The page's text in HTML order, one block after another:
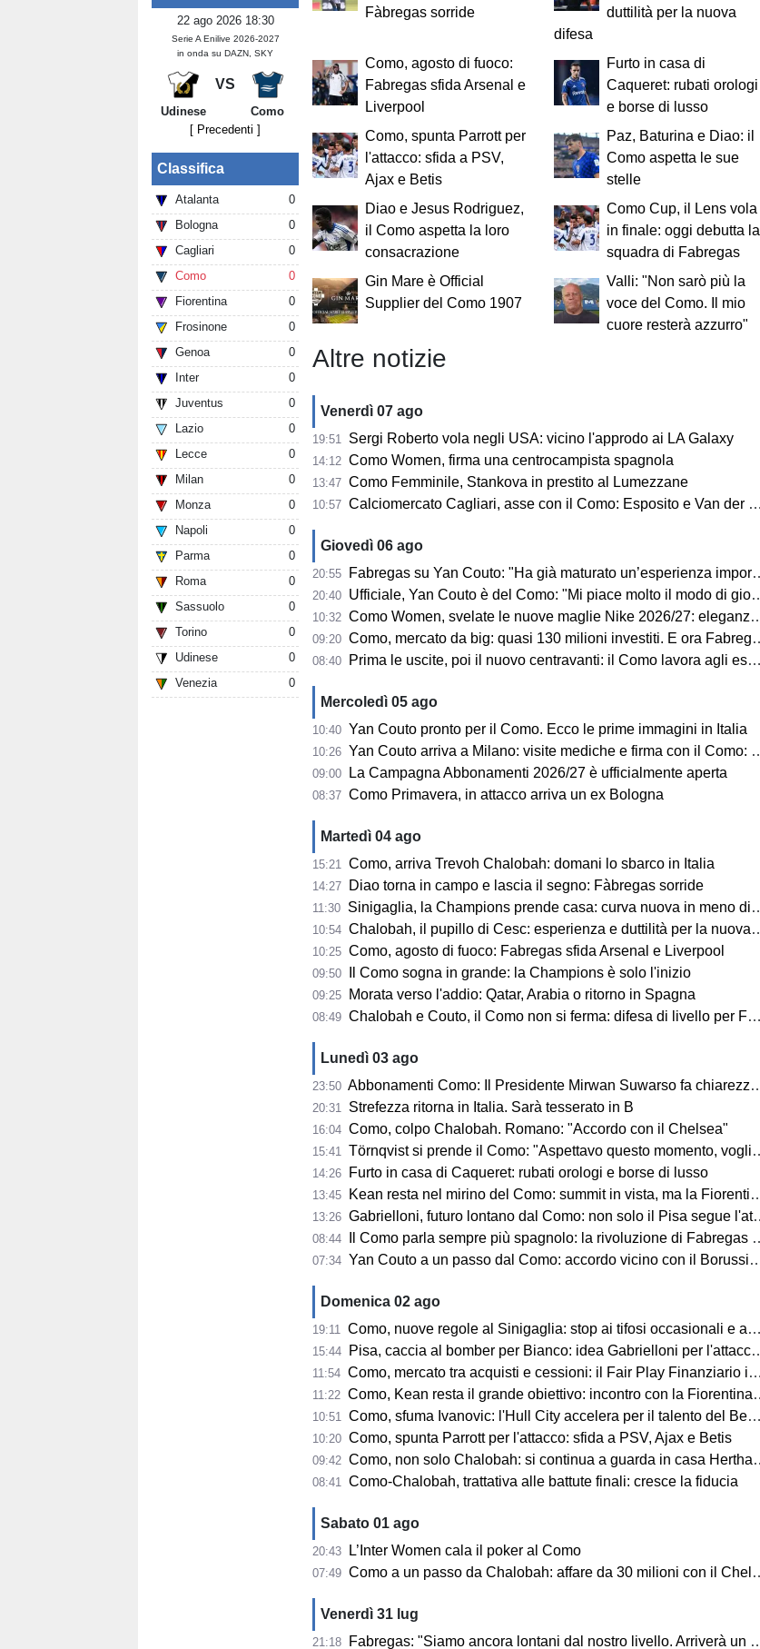
22 ago 2026 18:30
Serie A Enilive 2026-2027
in onda su DAZN, SKY
VS
Udinese
Como
[ Precedenti ]
Classifica
Atalanta
0
Bologna
0
Cagliari
0
Como
0
Fiorentina
0
Frosinone
0
Genoa
0
Inter
0
Juventus
0
Lazio
0
Lecce
0
Milan
0
Monza
0
Napoli
0
Parma
0
Roma
0
Sassuolo
0
Torino
0
Udinese
0
Venezia
0
Fàbregas sorride
duttilità per la nuova
difesa
Como, agosto di fuoco:
Fabregas sfida Arsenal e
Liverpool
Furto in casa di
Caqueret: rubati orologi
e borse di lusso
Como, spunta Parrott per
l'attacco: sfida a PSV,
Ajax e Betis
Paz, Baturina e Diao: il
Como aspetta le sue
stelle
Diao e Jesus Rodriguez,
il Como aspetta la loro
consacrazione
Como Cup, il Lens vola
in finale: oggi debutta la
squadra di Fabregas
Gin Mare è Official
Supplier del Como 1907
Valli: "Non sarò più la
voce del Como. Il mio
cuore resterà azzurro"
Altre notizie
Venerdì 07 ago
19:51 Sergi Roberto vola negli USA: vicino l'approdo ai LA Galaxy
14:12 Como Women, firma una centrocampista spagnola
13:47 Como Femminile, Stankova in prestito al Lumezzane
10:57 Calciomercato Cagliari, asse con il Como: Esposito e Van der Brempt sul tavolo
Giovedì 06 ago
20:55 Fabregas su Yan Couto: "Ha già maturato un’esperienza importante, può crescere ancora"
20:40 Ufficiale, Yan Couto è del Como: "Mi piace molto il modo di giocare della squadra"
10:32 Como Women, svelate le nuove maglie Nike 2026/27: eleganza e performance al centro del progetto
09:20 Como, mercato da big: quasi 130 milioni investiti. E ora Fabregas sogna il colpo in attacco
08:40 Prima le uscite, poi il nuovo centravanti: il Como lavora agli esuberi
Mercoledì 05 ago
10:40 Yan Couto pronto per il Como. Ecco le prime immagini in Italia
10:26 Yan Couto arriva a Milano: visite mediche e firma con il Como: “Sono molto felice ed emozionato”
09:00 La Campagna Abbonamenti 2026/27 è ufficialmente aperta
08:37 Como Primavera, in attacco arriva un ex Bologna
Martedì 04 ago
15:21 Como, arriva Trevoh Chalobah: domani lo sbarco in Italia
14:27 Diao torna in campo e lascia il segno: Fàbregas sorride
11:30 Sinigaglia, la Champions prende casa: curva nuova in meno di 80 giorni
10:54 Chalobah, il pupillo di Cesc: esperienza e duttilità per la nuova difesa
10:25 Como, agosto di fuoco: Fabregas sfida Arsenal e Liverpool
09:50 Il Como sogna in grande: la Champions è solo l'inizio
09:25 Morata verso l'addio: Qatar, Arabia o ritorno in Spagna
08:49 Chalobah e Couto, il Como non si ferma: difesa di livello per Fabregas
Lunedì 03 ago
23:50 Abbonamenti Como: Il Presidente Mirwan Suwarso fa chiarezza sulle nuove regole
20:31 Strefezza ritorna in Italia. Sarà tesserato in B
16:04 Como, colpo Chalobah. Romano: "Accordo con il Chelsea"
15:41 Törnqvist si prende il Como: "Aspettavo questo momento, voglio aiutare la squadra"
14:26 Furto in casa di Caqueret: rubati orologi e borse di lusso
13:45 Kean resta nel mirino del Como: summit in vista, ma la Fiorentina aspetta il sostituto
13:26 Gabrielloni, futuro lontano dal Como: non solo il Pisa segue l'attaccante
08:44 Il Como parla sempre più spagnolo: la rivoluzione di Fabregas continua
07:34 Yan Couto a un passo dal Como: accordo vicino con il Borussia Dortmund
Domenica 02 ago
19:11 Como, nuove regole al Sinigaglia: stop ai tifosi occasionali e agli abbonamenti “a vuoto”
15:44 Pisa, caccia al bomber per Bianco: idea Gabrielloni per l'attacco nerazzurro
11:54 Como, mercato tra acquisti e cessioni: il Fair Play Finanziario impone nuove strategie
11:22 Como, Kean resta il grande obiettivo: incontro con la Fiorentina a inizio settimana
10:51 Como, sfuma Ivanovic: l'Hull City accelera per il talento del Benfica
10:20 Como, spunta Parrott per l'attacco: sfida a PSV, Ajax e Betis
09:42 Como, non solo Chalobah: si continua a guarda in casa Hertha Berlino
08:41 Como-Chalobah, trattativa alle battute finali: cresce la fiducia
Sabato 01 ago
20:43 L’Inter Women cala il poker al Como
07:49 Como a un passo da Chalobah: affare da 30 milioni con il Chelsea
Venerdì 31 lug
21:18 Fabregas: "Siamo ancora lontani dal nostro livello. Arriverà un attaccante, Morata parte da zero"